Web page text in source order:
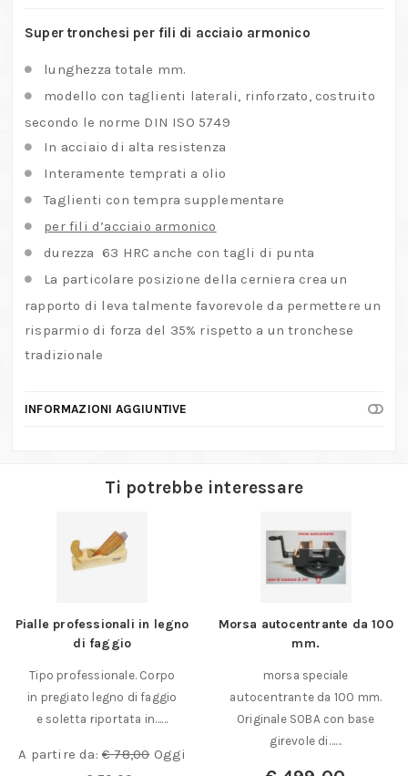
Super tronchesi per fili di acciaio armonico
lunghezza totale mm.
modello con taglienti laterali, rinforzato, costruito
secondo le norme DIN ISO 5749
In acciaio di alta resistenza
Interamente temprati a olio
Taglienti con tempra supplementare
per fili d’acciaio armonico
durezza 63 HRC anche con tagli di punta
La particolare posizione della cerniera crea un
rapporto di leva talmente favorevole da permettere un
risparmio di forza del 35% rispetto a un tronchese
tradizionale
INFORMAZIONI AGGIUNTIVE
Ti potrebbe interessare
Pialle professionali in legno
di faggio
Tipo professionale. Corpo
in pregiato legno di faggio
e soletta riportata in……
A partire da: €78,00Oggi
Morsa autocentrante da 100
mm.
morsa speciale
autocentrante da 100 mm.
Originale SOBA con base
girevole di……